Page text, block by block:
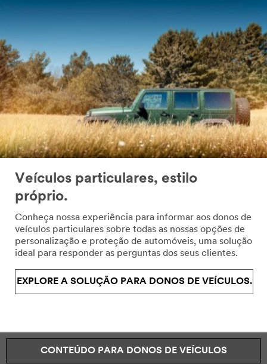
Veículos particulares, estilo
próprio.
Conheça nossa experiência para informar aos donos de
veículos particulares sobre todas as nossas opções de
personalização e proteção de automóveis, uma solução
ideal para responder as perguntas dos seus clientes.
EXPLORE A SOLUÇÃO PARA DONOS DE VEÍCULOS.
CONTEÚDO PARA DONOS DE VEÍCULOS